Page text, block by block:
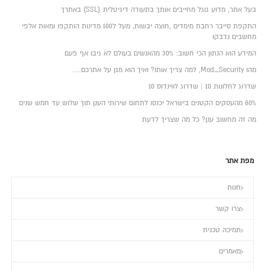
בעל אתר, מדוע גוגל מחייבים אותך בתעודה דיגיטלית (SSL) באתרך
התקפת סייבר רחבת מימדים ,חוצה יבשות, מעל ל100 מדינות הותקפו ומאות אלפי
מחשבים נדבקו
המידע הוא הנתון הכי חשוב: 30% מהאנשים בעולם לא גיבו אף פעם
מהו Mod_Security, למה צריך אותו? ואיך הוא מגן על אתרכם….
שדרוג לחלונות 10 | שדרוג לווינדוס 10
80% מהעסקים הקטנים בישראל יכנסו לתחום שירותי הענן תוך שלוש עד חמש שנים
מה זה מחשוב ענן? כל מה שצריך לדעת
מפת אתר
חנות
צרו קשר
תמיכה טכנית
מאמרים